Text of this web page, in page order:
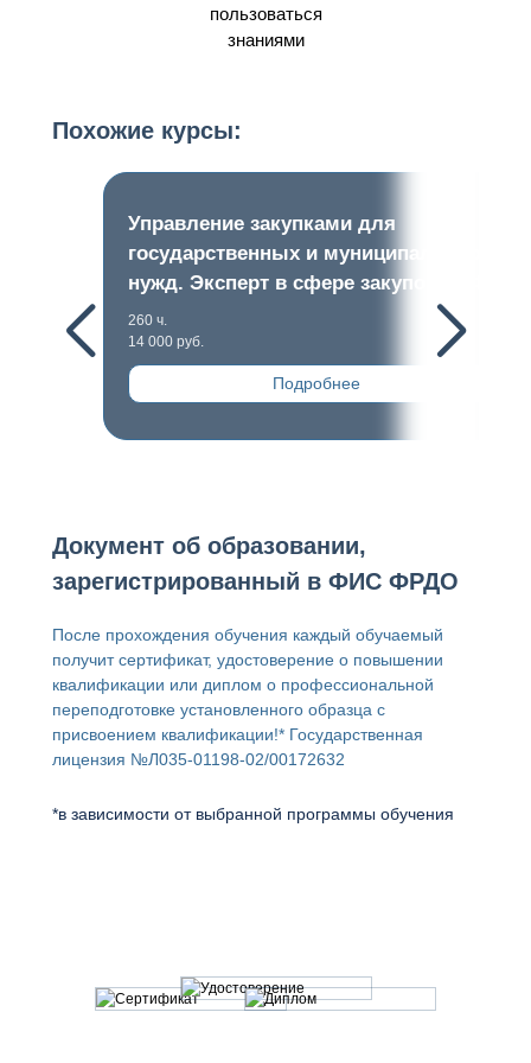
пользоваться
знаниями
Похожие курсы:
Управление закупками для
государственных и муниципальных
нужд. Эксперт в сфере закупок 44-ФЗ
260 ч.
14 000 руб.
Подробнее
Документ об образовании,
зарегистрированный в ФИС ФРДО
После прохождения обучения каждый обучаемый
получит сертификат, удостоверение о повышении
квалификации или диплом о профессиональной
переподготовке установленного образца с
присвоением квалификации!* Государственная
лицензия №Л035-01198-02/00172632
*в зависимости от выбранной программы обучения